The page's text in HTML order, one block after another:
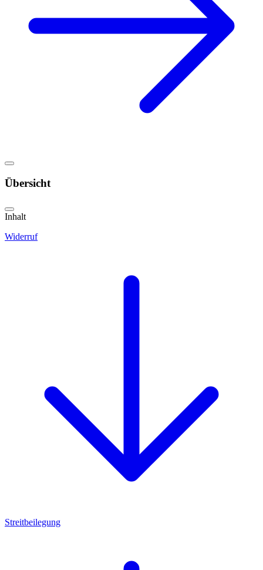
Übersicht
Inhalt
Widerruf
Streitbeilegung